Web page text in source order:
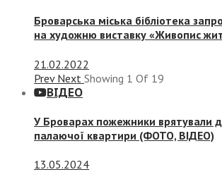
Броварська міська бібліотека
на художню виставку «Живопис
21.02.2022
Prev Next Showing 1 Of 19
ВІДЕО
У Броварах пожежники врятували
палаючої квартири (ФОТО, ВІДЕО)
13.05.2024